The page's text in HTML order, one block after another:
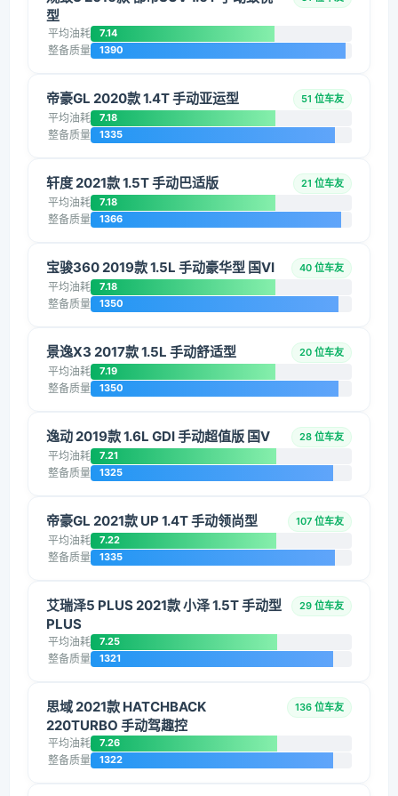
型
平均油耗 7.14
整备质量 1390
帝豪GL 2020款 1.4T 手动亚运型 51 位车友
平均油耗 7.18
整备质量 1335
轩度 2021款 1.5T 手动巴适版 21 位车友
平均油耗 7.18
整备质量 1366
宝骏360 2019款 1.5L 手动豪华型 国VI 40 位车友
平均油耗 7.18
整备质量 1350
景逸X3 2017款 1.5L 手动舒适型 20 位车友
平均油耗 7.19
整备质量 1350
逸动 2019款 1.6L GDI 手动超值版 国V 28 位车友
平均油耗 7.21
整备质量 1325
帝豪GL 2021款 UP 1.4T 手动领尚型 107 位车友
平均油耗 7.22
整备质量 1335
艾瑞泽5 PLUS 2021款 小泽 1.5T 手动型
PLUS
29 位车友
平均油耗 7.25
整备质量 1321
思域 2021款 HATCHBACK
220TURBO 手动驾趣控
136 位车友
平均油耗 7.26
整备质量 1322